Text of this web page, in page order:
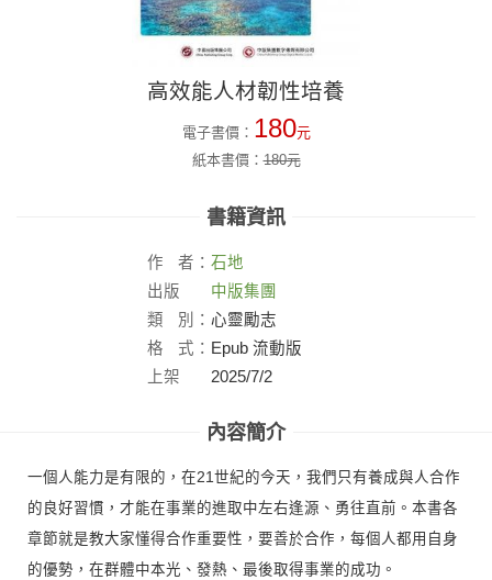
高效能人材韌性培養
電子書價： 180元
紙本書價：180元
書籍資訊
作 者： 石地
出版
社：
中版集團
類
別： 心靈勵志
格
式： Epub 流動版
上架
2025/7/2
內容簡介
一個人能力是有限的，在21世紀的今天，我們只有養成與人合作
的良好習慣，才能在事業的進取中左右逢源、勇往直前。本書各
章節就是教大家懂得合作重要性，要善於合作，每個人都用自身
的優勢，在群體中本光、發熱、最後取得事業的成功。